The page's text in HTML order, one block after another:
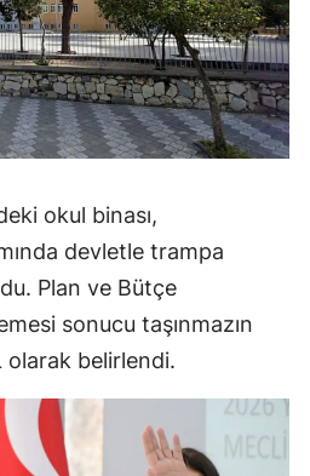
okul binası,
devletle trampa
Plan ve Bütçe
sonucu taşınmazın
olarak belirlendi.